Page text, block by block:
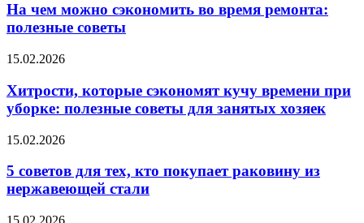
На чем можно сэкономить во время ремонта:
полезные советы
15.02.2026
Хитрости, которые сэкономят кучу времени при
уборке: полезные советы для занятых хозяек
15.02.2026
5 советов для тех, кто покупает раковину из
нержавеющей стали
15.02.2026